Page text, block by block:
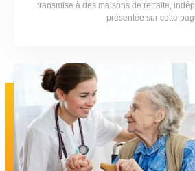
transmise à des maisons de retraite,
présentée sur cette